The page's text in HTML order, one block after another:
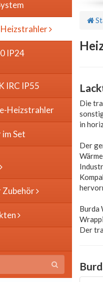
IP24
IRC IP55
Heizstrahler
Set
Zubehör
Die
in
Der
Burda
Der